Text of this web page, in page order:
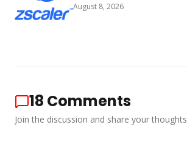
August 8, 2026
18 Comments
Join the discussion and share your thoughts